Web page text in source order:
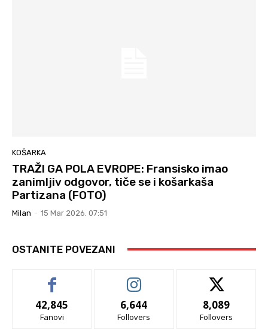
KOŠARKA
TRAŽI GA POLA EVROPE: Fransisko imao
zanimljiv odgovor, tiče se i košarkaša
Partizana (FOTO)
Milan - 15 Mar 2026. 07:51
OSTANITE POVEZANI
42,845
Fanovi
6,644
Follovers
8,089
Follovers